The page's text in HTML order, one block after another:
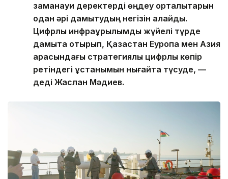
заманауи деректерді өңдеу орталықтарын
одан әрі дамытудың негізін қалайды.
Цифрлық инфрақұрылымды жүйелі түрде
дамыта отырып, Қазақстан Еуропа мен Азия
арасындағы стратегиялық цифрлық көпір
ретіндегі ұстанымын нығайта түсуде, —
деді Жаслан Мәдиев.